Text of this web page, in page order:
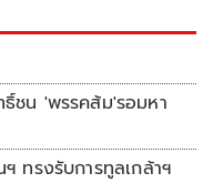
อมหา
ทรงรับการทูลเกล้าฯ